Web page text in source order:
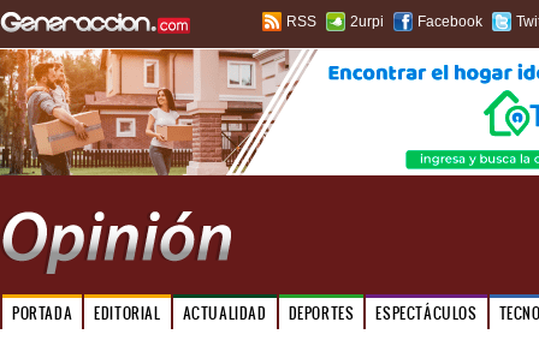
RSS 2urpi Facebook
PORTADA EDITORIAL ACTUALIDAD DEPORTES ESPECTÁCULOS